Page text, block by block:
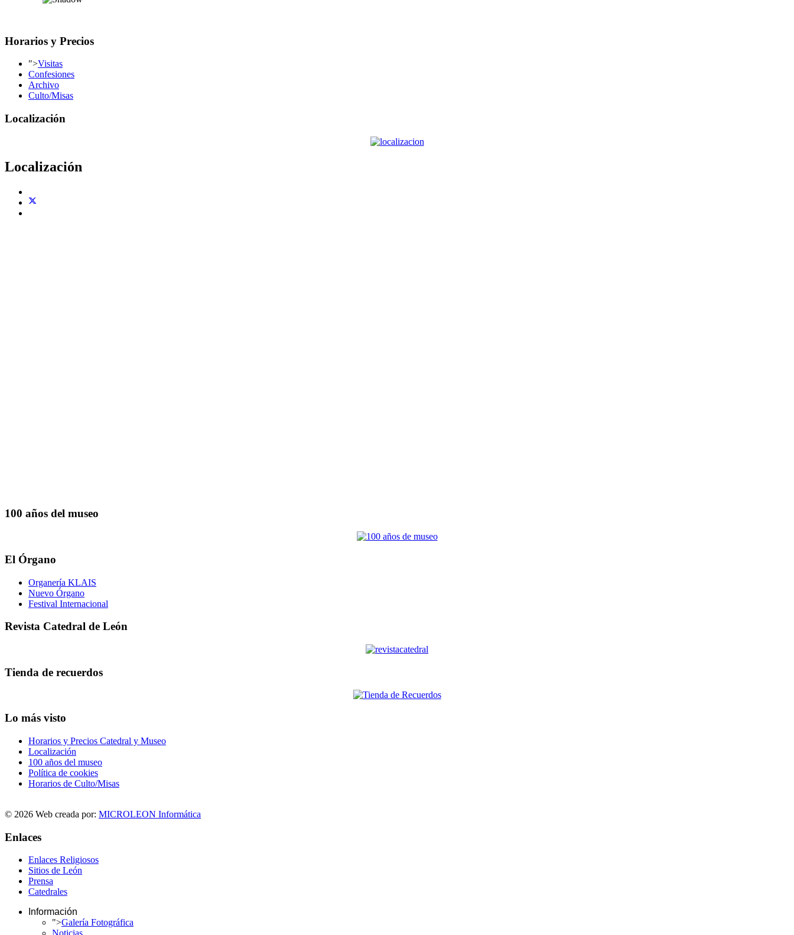
Horarios y Precios
">Visitas
Confesiones
Archivo
Culto/Misas
Localización
Localización
100 años del museo
El Órgano
Organería KLAIS
Nuevo Órgano
Festival Internacional
Revista Catedral de León
Tienda de recuerdos
Lo más visto
Horarios y Precios Catedral y Museo
Localización
100 años del museo
Política de cookies
Horarios de Culto/Misas
© 2026 Web creada por: MICROLEON Informática
Enlaces
Enlaces Religiosos
Sitios de León
Prensa
Catedrales
Información
">Galería Fotográfica